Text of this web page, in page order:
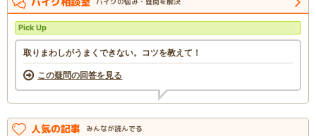
Pick Up
取りまわしがうまくできない。コツを教えて！
この疑問の回答を見る
人気の記事 みんなが読んでる